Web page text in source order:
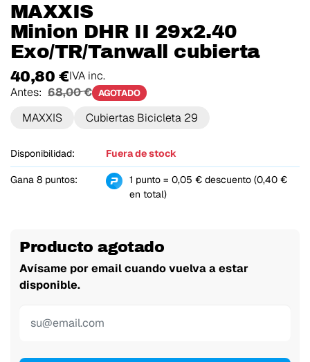
MAXXIS
Minion DHR II 29x2.40
Exo/TR/Tanwall cubierta
40,80 €IVA inc.
Antes: 68,00 € AGOTADO
MAXXIS Cubiertas Bicicleta 29
Disponibilidad: Fuera de stock
Gana 8 puntos:
1 punto = 0,05 € descuento (0,40 €
en total)
Producto agotado
Avísame por email cuando vuelva a estar
disponible.